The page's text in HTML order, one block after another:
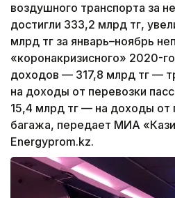
воздушного транспорта за
достигли 333,2 млрд тг,
млрд тг за январь–ноябрь
«коронакризисного» 2020-
доходов — 317,8 млрд тг —
на доходы от перевозки
15,4 млрд тг — на доходы от
багажа, передает МИА
Energyprom.kz.